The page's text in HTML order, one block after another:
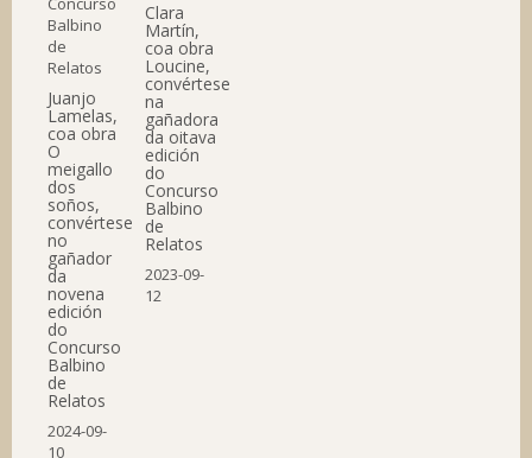
Juanjo
Lamelas,
coa obra
O
meigallo
dos
soños,
convértese
no
gañador
da
novena
edición
do
Concurso
Balbino
de
Relatos
2024-09-
10
Clara
Martín,
coa obra
Loucine,
convértese
na
gañadora
da oitava
edición
do
Concurso
Balbino
de
Relatos
2023-09-
12